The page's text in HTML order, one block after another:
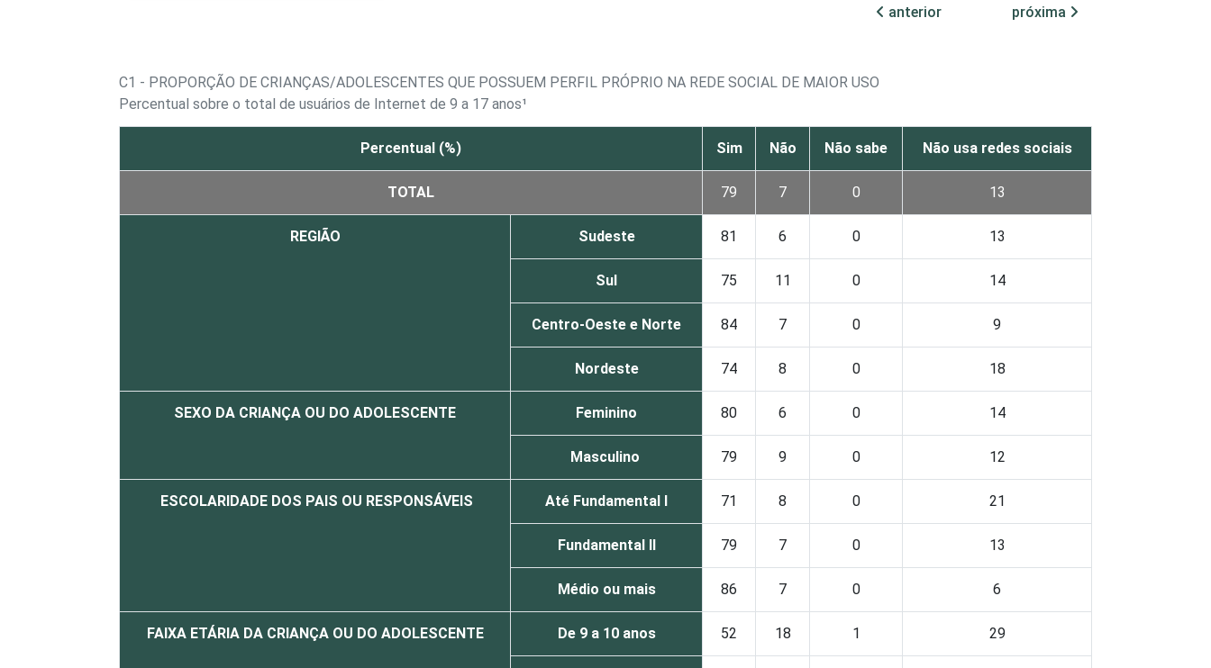
anterior
próxima
C1 - PROPORÇÃO DE CRIANÇAS/ADOLESCENTES QUE POSSUEM PERFIL PRÓPRIO NA REDE SOCIAL DE MAIOR USO
Percentual sobre o total de usuários de Internet de 9 a 17 anos¹
Percentual (%) Sim Não Não sabe Não usa redes sociais
TOTAL 79 7 0 13
REGIÃO Sudeste 81 6 0 13
Sul 75 11 0 14
Centro-Oeste e Norte 84 7 0 9
Nordeste 74 8 0 18
SEXO DA CRIANÇA OU DO ADOLESCENTE Feminino 80 6 0 14
Masculino 79 9 0 12
ESCOLARIDADE DOS PAIS OU RESPONSÁVEIS Até Fundamental I 71 8 0 21
Fundamental II 79 7 0 13
Médio ou mais 86 7 0 6
FAIXA ETÁRIA DA CRIANÇA OU DO ADOLESCENTE De 9 a 10 anos 52 18 1 29